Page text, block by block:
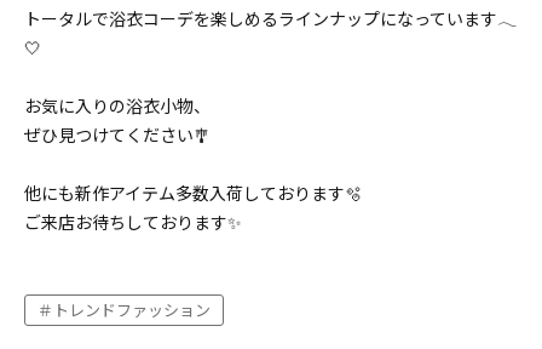
トータルで浴衣コーデを楽しめるラインナップになっています𓂃‎
🤍
お気に入りの浴衣小物、
ぜひ見つけてください🎐
他にも新作アイテム多数入荷しております🫧
ご来店お待ちしております✨
トレンドファッション